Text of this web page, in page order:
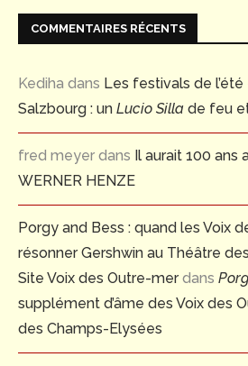
COMMENTAIRES RÉCENTS
Kediha dans Les festivals de l’été
Salzbourg : un Lucio Silla de feu
fred meyer dans Il aurait 100 ans
WERNER HENZE
Porgy and Bess : quand les Voix
résonner Gershwin au Théâtre
Site Voix des Outre-merdans
supplément d’âme des Voix des
des Champs-Elysées